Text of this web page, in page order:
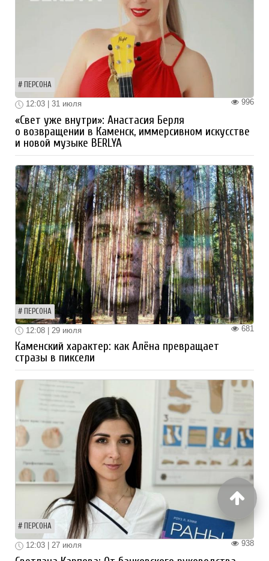
ПЕРСОНА
996
12:03 | 31 июля
«Свет уже внутри»: Анастасия Берля
о возвращении в Каменск, иммерсивном искусстве
и новой музыке BERLYA
ПЕРСОНА
681
12:08 | 29 июля
Каменский характер: как Алёна превращает
стразы в пиксели
ПЕРСОНА
938
12:03 | 27 июля